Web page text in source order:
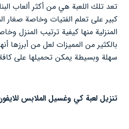
تعد تلك اللعبة هي من أكثر ألعاب
كبير على تعلم الفتيات وخاصة صغار
المنزلية منها كيفية ترتيب المنزل
بالكثير من المميزات لعل من أبرزها
سهلة وبسيطة يمكن تحميلها على
تنزيل لعبة كي وغسيل الملابس